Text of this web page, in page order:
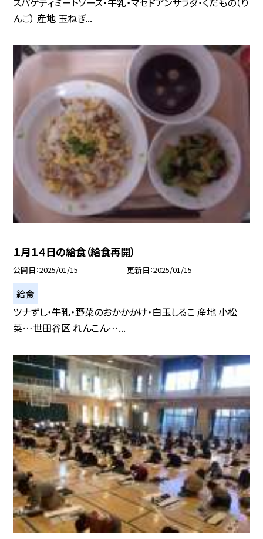
んご） 産地 玉ねぎ...
１月１４日の給食（給食再開）
公開日 2025/01/15 更新日 2025/01/15
給食
ツナずし・牛乳・野菜のおかかかけ・白玉しるこ 産地 小松
菜…世田谷区 れんこん…...